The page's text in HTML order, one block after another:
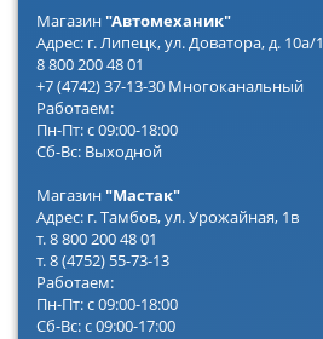
Магазин"Автомеханик"
Адрес: г. Липецк, ул. Доватора, д. 10а/1
8 800 200 48 01
+7 (4742) 37-13-30 Многоканальный
Работаем:
Пн-Пт: с 09:00-18:00
Сб-Вс: Выходной
Магазин"Мастак"
Адрес: г. Тамбов, ул. Урожайная, 1в
т. 8 800 200 48 01
т. 8 (4752) 55-73-13
Работаем:
Пн-Пт: с 09:00-18:00
Сб-Вс: с 09:00-17:00